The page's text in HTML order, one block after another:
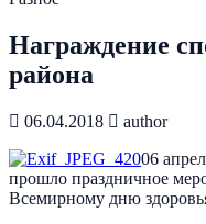
Награждение
района
06.04.2018
author
06
прошло праздничное
Всемирному дню